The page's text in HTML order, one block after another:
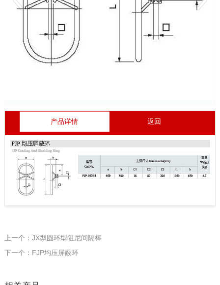
产品详情 返回
上一个：JX型圆环型阻尼间隔棒
下一个：FJP均压屏蔽环